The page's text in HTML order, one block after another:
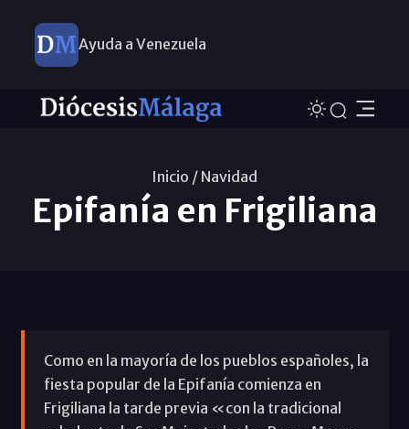
Ayuda a Venezuela
Inicio / Navidad
Epifanía en Frigiliana
Como en la mayoría de los pueblos españoles, la
fiesta popular de la Epifanía comienza en
Frigiliana la tarde previa «con la tradicional